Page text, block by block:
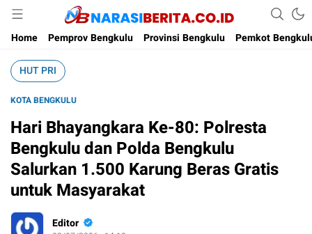
Narasi Berita
Home
Pemprov Bengkulu Provinsi Bengkulu Pemkot
HUT PRI
KOTA BENGKULU
Hari Bhayangkara Ke-80: Polresta
Bengkulu dan Polda Bengkulu
Salurkan 1.500 Karung Beras Gratis
untuk Masyarakat
Editor